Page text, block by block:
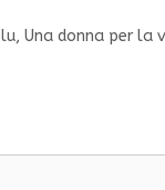
Una donna per la